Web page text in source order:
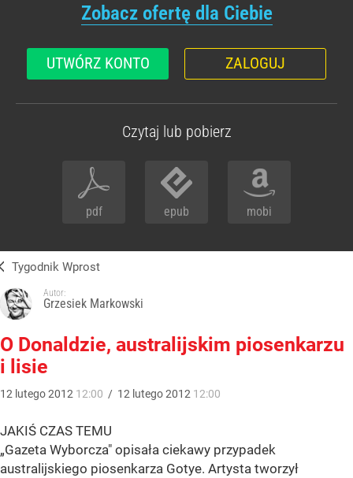
Zobacz ofertę dla Ciebie
UTWÓRZ KONTO ZALOGUJ
Czytaj lub pobierz
pdf epub mobi
Tygodnik Wprost
Autor:
Grzesiek Markowski
O Donaldzie, australijskim piosenkarzu
i lisie
12 lutego2012 12:00 / 12 lutego2012 12:00
JAKIŚ CZAS TEMU
„Gazeta Wyborcza" opisała ciekawy przypadek
australijskiego piosenkarza Gotye. Artysta tworzył